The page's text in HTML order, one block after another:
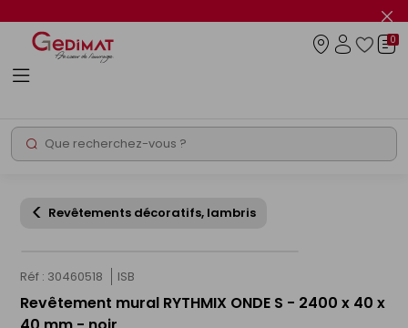
le
info
Rechercher
0
Revêtements décoratifs, lambris
Réf : 30460518 ISB
Revêtement mural RYTHMIX ONDE S - 2400 x 40 x